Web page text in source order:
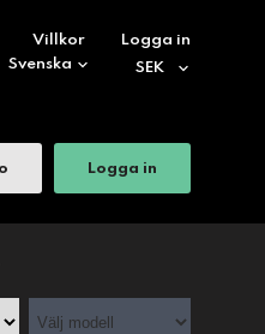
Villkor Logga in
Logga in